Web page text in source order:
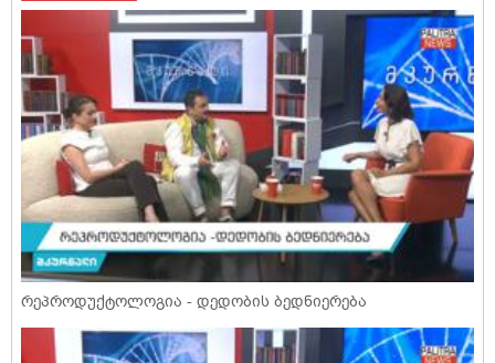
რეპროდუქტოლოგია - დედობის ბედნიერება